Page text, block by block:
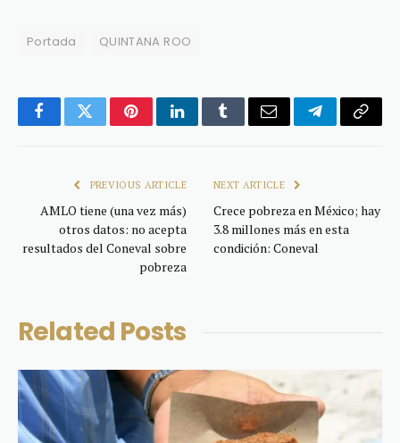
Portada QUINTANA ROO
FacebookTwitterPinterestLinkedInTumblrEmail TelegramCopy
PREVIOUS ARTICLE
AMLO tiene (una vez más)
otros datos: no acepta
resultados del Coneval sobre
pobreza
NEXT ARTICLE
Crece pobreza en México; hay
3.8 millones más en esta
condición: Coneval
Related Posts